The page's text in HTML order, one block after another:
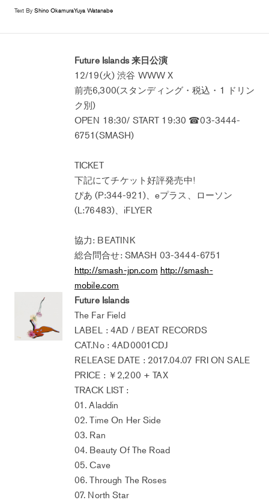
Text By Shino OkamuraYuya Watanabe
Future Islands 来日公演
12/19(火) 渋谷 WWW X
前売6,300(スタンディング・税込・1 ドリン
ク別)
OPEN 18:30/ START 19:30 ☎03-3444-
6751(SMASH)
TICKET
下記にてチケット好評発売中!
ぴあ (P:344-921)、eプラス、ローソン
(L:76483)、iFLYER
協力: BEATINK
総合問合せ: SMASH 03-3444-6751
http://smash-jpn.com http://smash-
mobile.com
Future Islands
The Far Field
LABEL : 4AD / BEAT RECORDS
CAT.No : 4AD0001CDJ
RELEASE DATE : 2017.04.07 FRI ON SALE
PRICE : ￥2,200 + TAX
TRACK LIST :
01. Aladdin
02. Time On Her Side
03. Ran
04. Beauty Of The Road
05. Cave
06. Through The Roses
07. North Star